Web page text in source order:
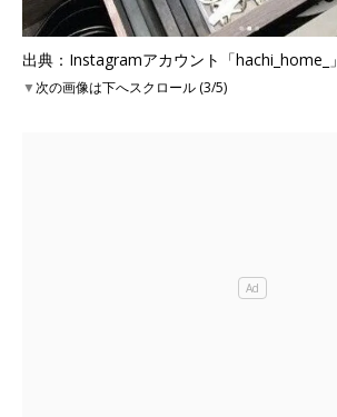
出典：Instagramアカウント「hachi_home_」
▼次の画像は下へスクロール (3/5)